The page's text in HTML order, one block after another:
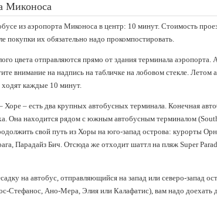
Миконоса
из аэропорта Миконоса в центр: 10 минут. Стоимость
покупки их обязательно надо прокомпостировать.
цвета отправляются прямо от здания терминала аэропорта.
внимание на надпись на табличке на лобовом стекле. Летом
каждые 10 минут.
– есть два крупных автобусных терминала. Конечная
Она находится рядом с южным автобусным терминалом
свой путь из Хоры на юго-запад острова: курорты
Парадайз Бич. Отсюда же отходит шаттл на пляж Super
на автобус, отправляющийся на запад или северо-запад
Стефанос, Ано-Мера, Элия или Калафатис), вам надо доехать